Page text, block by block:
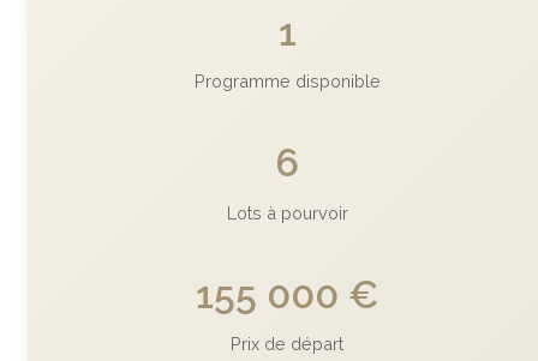
1
Programme disponible
6
Lots à pourvoir
155 000 €
Prix de départ